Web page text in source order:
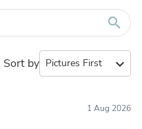
search
Sort by expand_more
1 Aug 2026